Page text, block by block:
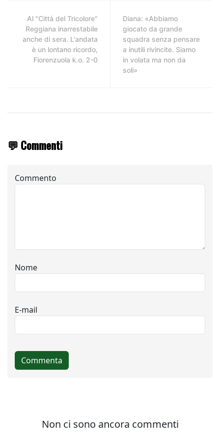
Al "Città del Tricolore"
Reggiana inarrestabile
anche di sera. L'andata
è un lontano ricordo,
Fiorenzuola k.o. 2-0
Diana: «Abbiamo
giocato da grande
squadra senza pensare
a inutili rivincite. Siamo
in volata ma non da
soli»
💬 Commenti